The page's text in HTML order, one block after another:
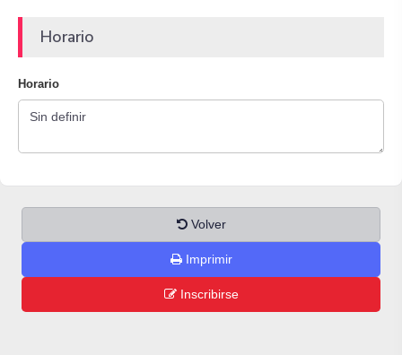
Horario
Horario
Volver
Imprimir
Inscribirse